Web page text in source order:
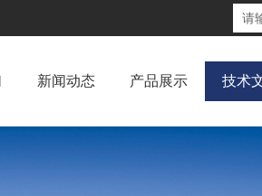
新闻动态 产品展示 技术